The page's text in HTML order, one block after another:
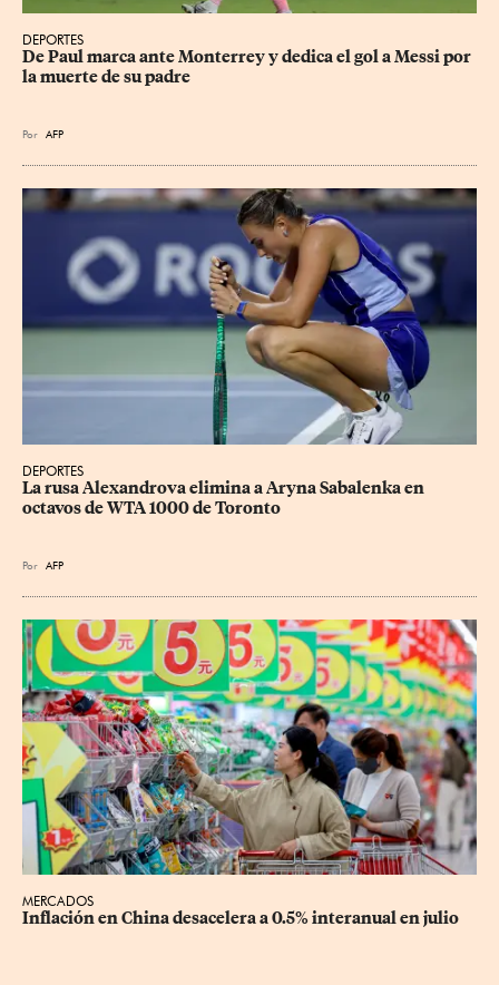
DEPORTES
De Paul marca ante Monterrey y dedica el gol a Messi por
la muerte de su padre
Por AFP
DEPORTES
La rusa Alexandrova elimina a Aryna Sabalenka en
octavos de WTA 1000 de Toronto
Por AFP
MERCADOS
Inflación en China desacelera a 0.5% interanual en julio